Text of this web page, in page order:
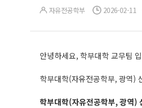
자유전공학부 2026-02-11
안녕하세요, 학부대학 교무팀
학부대학(자유전공학부, 광역)
학부대학(자유전공학부, 광역)